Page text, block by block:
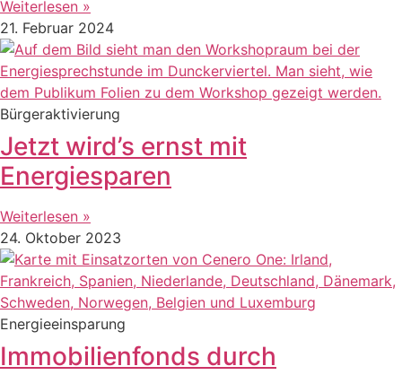
Weiterlesen »
21. Februar 2024
Bürgeraktivierung
Jetzt wird’s ernst mit
Energiesparen
Weiterlesen »
24. Oktober 2023
Energieeinsparung
Immobilienfonds durch